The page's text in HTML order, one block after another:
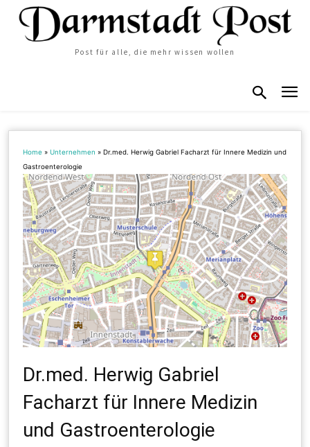
Post für alle, die mehr wissen wollen
Home »Unternehmen »Dr.med. Herwig Gabriel Facharzt für Innere Medizin und
Gastroenterologie
Dr.med. Herwig Gabriel
Facharzt für Innere Medizin
und Gastroenterologie